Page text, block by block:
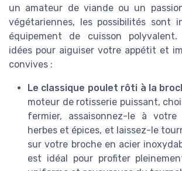
un amateur de viande ou un
végétariennes, les possibilités sont
équipement de cuisson
idées pour aiguiser votre appétit et
convives :
Le classique poulet rôti à la
moteur de rotisserie puissant,
fermier, assaisonnez-le à
herbes et épices, et laissez-le
sur votre broche en acier
est idéal pour profiter